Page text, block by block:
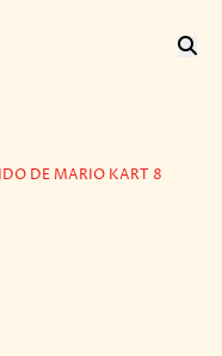
DE MARIO KART 8